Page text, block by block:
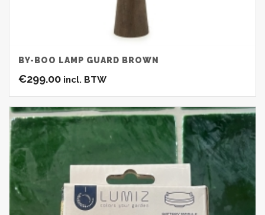
BY-BOO LAMP GUARD BROWN
€299.00 incl. BTW